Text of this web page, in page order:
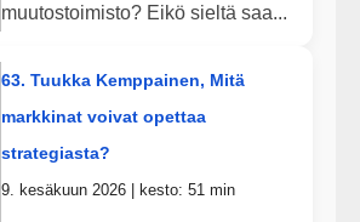
muutostoimisto? Eikö sieltä saa...
63. Tuukka Kemppainen, Mitä
markkinat voivat opettaa
strategiasta?
9. kesäkuun 2026 | kesto: 51 min